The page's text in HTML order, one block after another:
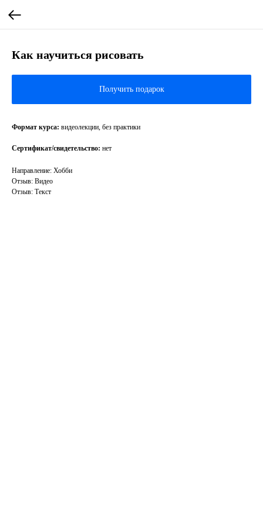
Как научиться рисовать
Получить подарок
Формат курса: видеолекции, без практики
Сертификат/свидетельство: нет
Направление: Хобби
Отзыв: Видео
Отзыв: Текст